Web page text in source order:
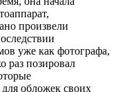
произвели
уже как фотографа,
раз позировал
обложек своих